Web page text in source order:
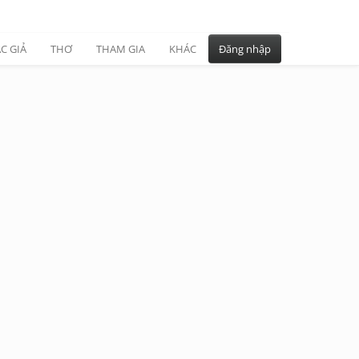
GIẢ THƠ THAM GIA KHÁC Đăng nhập